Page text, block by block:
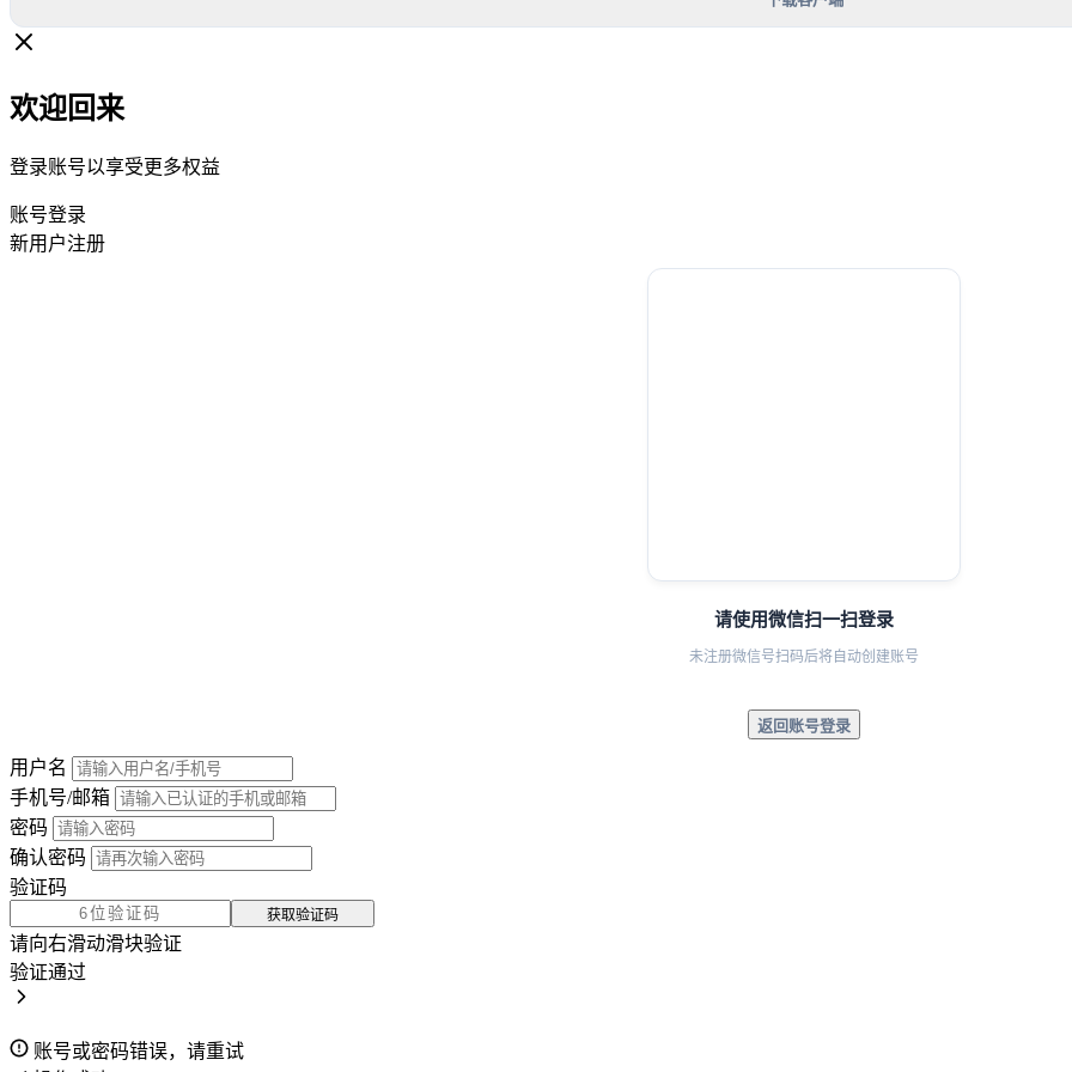
欢迎回来
登录账号以享受更多权益
账号登录
新用户注册
请使用微信扫一扫登录
未注册微信号扫码后将自动创建账号
返回账号登录
用户名
手机号/邮箱
密码
确认密码
验证码
获取验证码
请向右滑动滑块验证
验证通过
账号或密码错误，请重试